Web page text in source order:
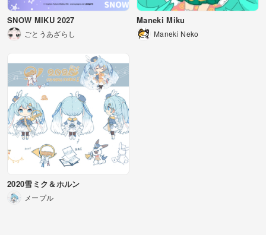
SNOW MIKU 2027
ごとうあざらし
Maneki Miku
Maneki Neko
2020雪ミク＆ホルン
メープル